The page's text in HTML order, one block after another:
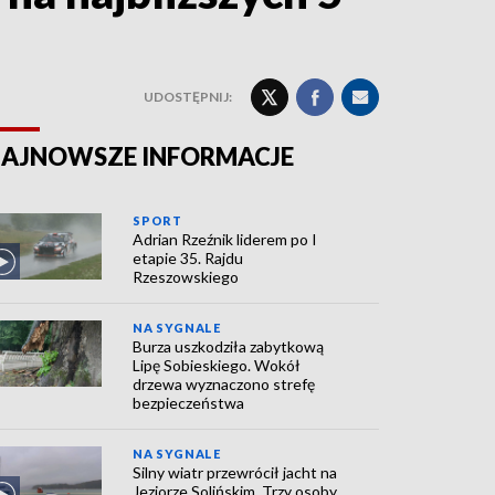
UDOSTĘPNIJ:
INFORMACJE
SPORT
Adrian Rzeźnik liderem po I
etapie 35. Rajdu
Rzeszowskiego
NA SYGNALE
Burza uszkodziła zabytkową
Lipę Sobieskiego. Wokół
drzewa wyznaczono strefę
bezpieczeństwa
NA SYGNALE
Silny wiatr przewrócił jacht na
Jeziorze Solińskim. Trzy osoby